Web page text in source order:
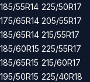
185/55R14
175/65R14
185/65R14
185/60R15
185/65R15
195/50R15
225/50R17
205/55R17
215/55R17
225/55R17
215/60R17
225/40R18